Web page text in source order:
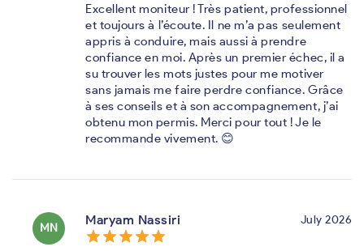
Excellent moniteur ! Très patient, professionnel
et toujours à l’écoute. Il ne m’a pas seulement
appris à conduire, mais aussi à prendre
confiance en moi. Après un premier échec, il a
su trouver les mots justes pour me motiver
sans jamais me faire perdre confiance. Grâce
à ses conseils et à son accompagnement, j’ai
obtenu mon permis. Merci pour tout ! Je le
recommande vivement. 😊
MN
Maryam Nassiri
star_border
star star_border
star star_border
star star_border
star star_border
star
July 2026